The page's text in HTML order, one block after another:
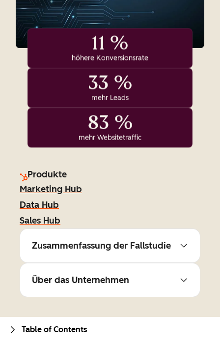
11 %
höhere Konversionsrate
33 %
mehr Leads
83 %
mehr Websitetraffic
Produkte
Marketing Hub
Data Hub
Sales Hub
Zusammenfassung der Fallstudie
Über das Unternehmen
Table of Contents